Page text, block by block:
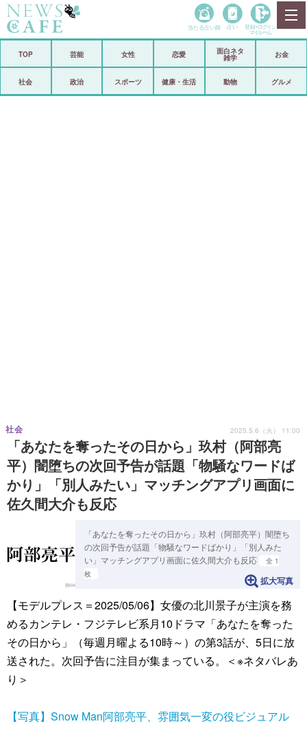
政治
当たる占い師 占い 登録• ログイン
マイルーム
TOP 芸能 女性 恋愛
面白ネタ
雑学
お金
社会 政治 スポーツ 健康・生活 動物 グルメ
「あなたを奪ったその日から」玖村（阿部亮
平）闇堕ちの次回予告が話題「物騒なワードば
かり」「別人みたい」マッチングアプリ画面に
佐久間大介も反応
社会 2025.5.6（火） 11:00
「あなたを奪ったその日から」玖村（阿部亮平）闇堕ち
の次回予告が話題「物騒なワードばかり」「別人みた
い」マッチングアプリ画面に佐久間大介も反応
全 1
枚
拡大写真
【モデルプレス＝2025/05/06】女優の北川景子が主演を務
めるカンテレ・フジテレビ系月10ドラマ「あなたを奪った
その日から」（毎週月曜よる10時～）の第3話が、5日に放
送された。次回予告に注目が集まっている。＜※ネタバレあ
り＞
【写真】Snow Man阿部亮平、雰囲気一変の役ビジュアル